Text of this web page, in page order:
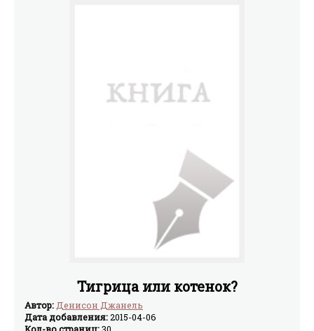
Тигрица или котенок?
Автор: Денисон Джанель
Дата добавления:2015-04-06